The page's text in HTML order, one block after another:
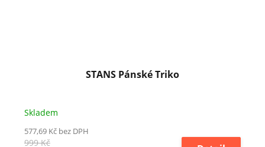
STANS Pánské Triko
Skladem
577,69 Kč bez DPH
999 Kč